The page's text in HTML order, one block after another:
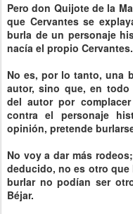
Pero don Quijote de la
que Cervantes se
burla de un personaje
nacía el propio Cervantes.
No es, por lo tanto, una
autor, sino que, en
del autor por
contra el personaje
opinión, pretende
No voy a dar más
deducido, no es otro que
burlar no podían ser
Béjar.